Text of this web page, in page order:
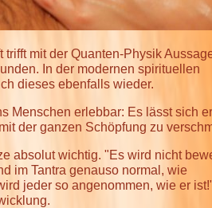
mit der Quanten-Physik
In der modernen spirituellen
dieses ebenfalls wieder.
Menschen erlebbar: Es lässt sich
der ganzen Schöpfung zu
absolut wichtig. "Es wird nicht
im Tantra genauso normal, wie
jeder so angenommen, wie er